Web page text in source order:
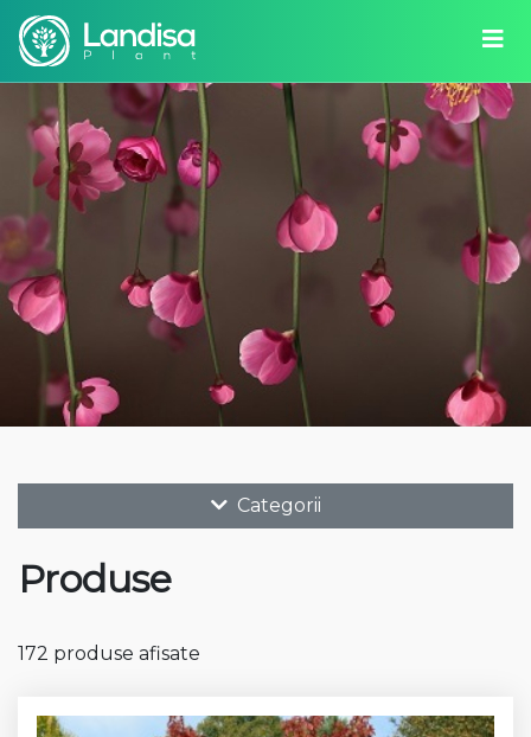
Categorii
Produse
172 produse afisate